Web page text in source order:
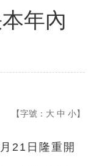
年內
【字號： 大 中 小】
21日隆重開